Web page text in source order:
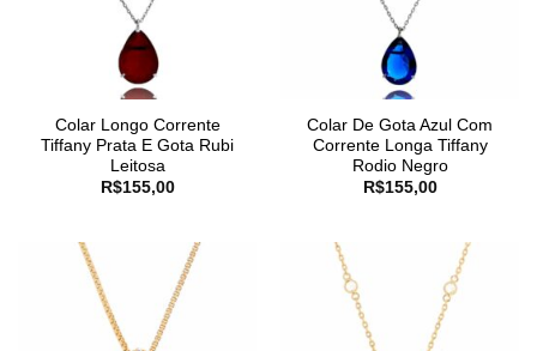
Colar Longo Corrente
Tiffany Prata E Gota Rubi
Leitosa
R$155,00
Colar De Gota Azul Com
Corrente Longa Tiffany
Rodio Negro
R$155,00